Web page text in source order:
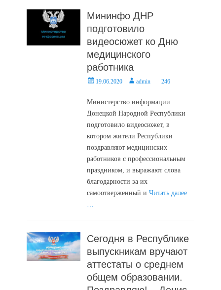
Мининфо ДНР
подготовило
видеосюжет ко Дню
медицинского
работника
Posted19.06.2020 Authoradmin 246
Министерство информации
Донецкой Народной Республики
подготовило видеосюжет, в
котором жители Республики
поздравляют медицинских
работников с профессиональным
праздником, и выражают слова
благодарности за их
самоотверженный иЧитать далее
…
Сегодня в Республике
выпускникам вручают
аттестаты о среднем
общем образовании.